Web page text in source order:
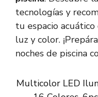
tecnologías y
tu espacio
luz y color.
noches de piscina
Multicolor LED